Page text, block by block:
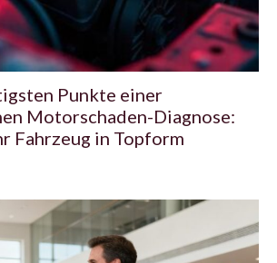
Punkte einer
Motorschaden-Diagnose:
Fahrzeug in Topform